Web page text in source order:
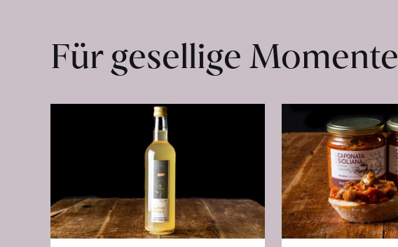
Für gesellige Momente